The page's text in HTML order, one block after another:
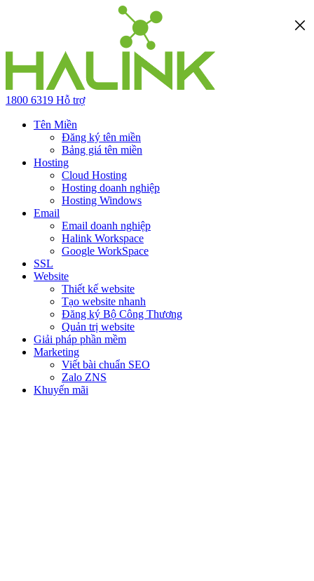
1800 6319 Hỗ trợ
Tên Miền
Đăng ký tên miền
Bảng giá tên miền
Hosting
Cloud Hosting
Hosting doanh nghiệp
Hosting Windows
Email
Email doanh nghiệp
Halink Workspace
Google WorkSpace
SSL
Website
Thiết kế website
Tạo website nhanh
Đăng ký Bộ Công Thương
Quản trị website
Giải pháp phần mềm
Marketing
Viết bài chuẩn SEO
Zalo ZNS
Khuyến mãi